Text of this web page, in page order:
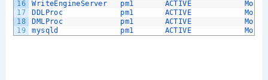
16
17
18
19
WriteEngineServer pm1 ACTIVE Mon
DDLProc pm1 ACTIVE Mon
DMLProc pm1 ACTIVE Mon
mysqld pm1 ACTIVE Mon